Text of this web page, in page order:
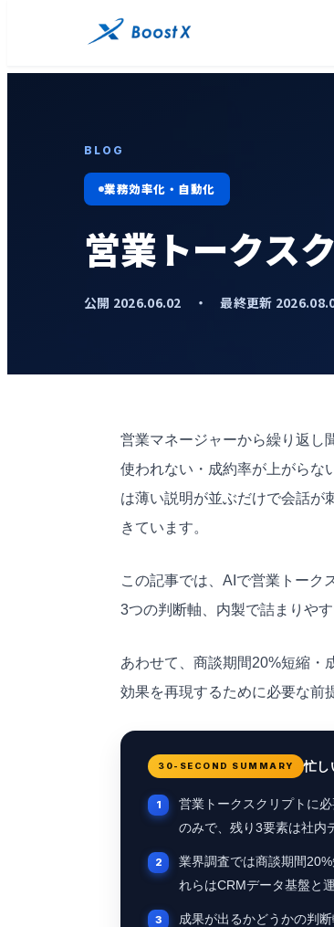
BLOG
業務効率化・自動化
営業トークス
公開 2026.06.02 ・ 最終更新
営業マネージャーから繰り返し
使われない・成約率が上がら
は薄い説明が並ぶだけで会話が
きています。
この記事では、AIで営業トーク
3つの判断軸、内製で詰まりや
あわせて、商談期間20%短縮・
効果を再現するために必要な前
30-SECOND SUMMARY 忙し
営業トークスクリプトに
のみで、残り3要素は社内
業界調査では商談期間
れらはCRMデータ基盤と
成果が出るかどうかの判